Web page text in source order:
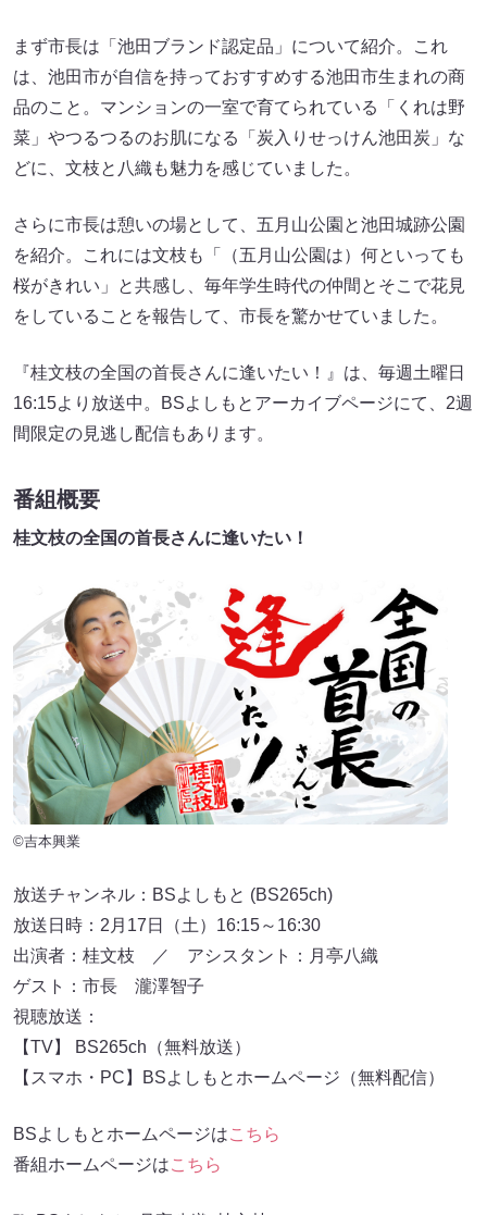
まず市長は「池田ブランド認定品」について紹介。これ
は、池田市が自信を持っておすすめする池田市生まれの商
品のこと。マンションの一室で育てられている「くれは野
菜」やつるつるのお肌になる「炭入りせっけん池田炭」な
どに、文枝と八織も魅力を感じていました。
さらに市長は憩いの場として、五月山公園と池田城跡公園
を紹介。これには文枝も「（五月山公園は）何といっても
桜がきれい」と共感し、毎年学生時代の仲間とそこで花見
をしていることを報告して、市長を驚かせていました。
『桂文枝の全国の首長さんに逢いたい！』は、毎週土曜日
16:15より放送中。BSよしもとアーカイブページにて、2週
間限定の見逃し配信もあります。
番組概要
桂文枝の全国の首長さんに逢いたい！
©吉本興業
放送チャンネル：BSよしもと (BS265ch)
放送日時：2月17日（土）16:15～16:30
出演者：桂文枝 ／ アシスタント：月亭八織
ゲスト：市長 瀧澤智子
視聴放送：
【TV】 BS265ch（無料放送）
【スマホ・PC】BSよしもとホームページ（無料配信）
BSよしもとホームページはこちら
番組ホームページはこちら